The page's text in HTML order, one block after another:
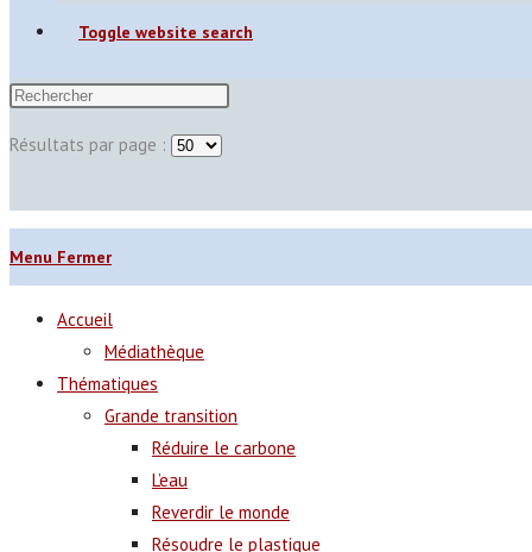
Toggle website search
Résultats par page :
Menu Fermer
Accueil
Médiathèque
Thématiques
Grande transition
Réduire le carbone
L’eau
Reverdir le monde
Résoudre le plastique